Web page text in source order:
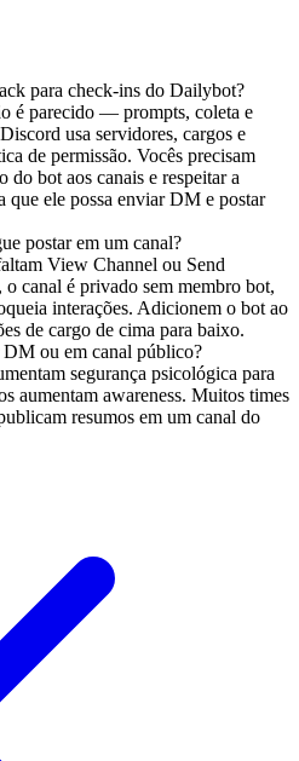
para check-ins do Dailybot?
é parecido — prompts, coleta e
usa servidores, cargos e
de permissão. Vocês precisam
do bot aos canais e respeitar a
que ele possa enviar DM e postar
postar em um canal?
View Channel ou Send
o canal é privado sem membro bot,
interações. Adicionem o bot ao
de cargo de cima para baixo.
DM ou em canal público?
segurança psicológica para
aumentam awareness. Muitos times
resumos em um canal do